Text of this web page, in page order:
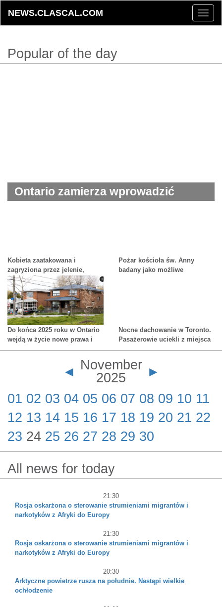
Toggle
NEWS.CLASCAL.COM
Popular of the day
Ontario zamierza wprowadzić
wymiaru sprawiedliwości
Kobieta zaatakowana i
zagryziona przez jelenie,
którymi opiekowała się od lat
Pożar kościoła św. Anny
badany jako możliwe
Do końca 2025 roku w Ontario
wejdą w życie nowe prawa i
przepisy.
Nocne dachowanie w Toronto.
Pasażerowie uciekli z miejsca
wypadku
◄ November
2025
►
01 02 03 04 05 06 07 08 09 10 11
12 13 14 15 16 17 18 19 20 21 22
23 24 25 26 27 28 29 30
All news for today
21:30
Rosja oskarżona o sterowanie strumieniami migrantów i
narkotyków z Afryki do Europy
21:30
Rosja oskarżona o sterowanie strumieniami migrantów i
narkotyków z Afryki do Europy
20:30
Arktyczne powietrze rusza na południe. Nastąpi wielkie
ochłodzenie